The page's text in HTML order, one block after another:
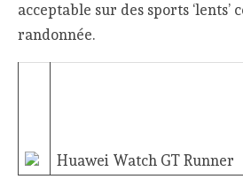
acceptable sur des sports ‘lents’
randonnée.
Huawei Watch GT Runner